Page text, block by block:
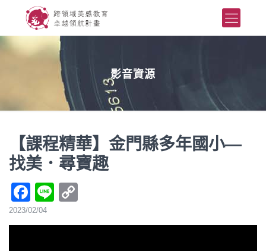
影音資源
【課程精華】金門縣多年國小—
找美．尋寶趣
Facebook
Line
2023/02/04